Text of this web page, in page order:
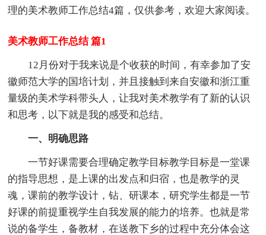
理的美术教师工作总结4篇，仅供参考，欢迎大家阅读。
美术教师工作总结 篇1
12月份对于我来说是个收获的时间，有幸参加了安
徽师范大学的国培计划，并且接触到来自安徽和浙江重
量级的美术学科带头人，让我对美术教学有了新的认识
和思考，以下就是我的感受和总结。
一、明确思路
一节好课需要合理确定教学目标教学目标是一堂课
的指导思想，是上课的出发点和归宿，也是教学的灵
魂，课前的教学设计，钻、研课本，研究学生都是一节
好课的前提重视学生自我发展的能力的培养。也就是常
说的备学生，备教材，在送教下乡的过程中充分体会这